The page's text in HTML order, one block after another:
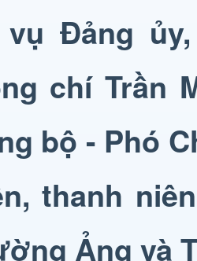
Đảng
chí Trần
bộ - Phó
thanh
Ảng và